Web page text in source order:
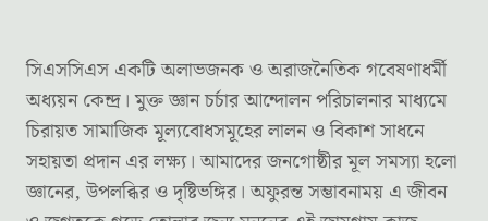
সিএসসিএস একটি অলাভজনক ও অরাজনৈতিক গবেষণাধর্মী
অধ্যয়ন কেন্দ্র। মুক্ত জ্ঞান চর্চার আন্দোলন পরিচালনার মাধ্যমে
চিরায়ত সামাজিক মূল্যবোধসমূহের লালন ও বিকাশ সাধনে
সহায়তা প্রদান এর লক্ষ্য। আমাদের জনগোষ্ঠীর মূল সমস্যা হলো
জ্ঞানের, উপলব্ধির ও দৃষ্টিভঙ্গির। অফুরন্ত সম্ভাবনাময় এ জীবন